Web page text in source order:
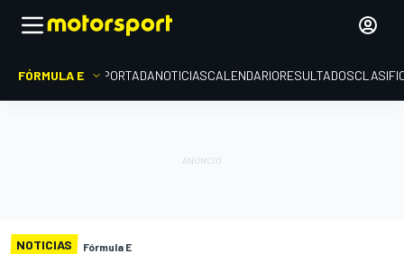
FÓRMULA E PORTADANOTICIASCALENDARIORESULTADOS
NOTICIAS Fórmula E